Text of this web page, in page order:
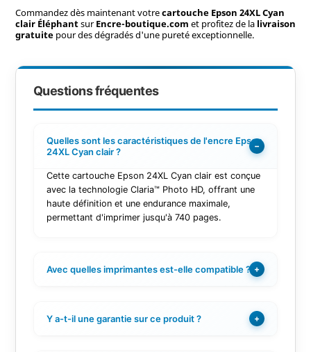
Commandez dès maintenant votrecartouche Epson 24XL Cyan
clair ÉléphantsurEncre-boutique.com et profitez de la livraison
gratuitepour des dégradés d'une pureté exceptionnelle.
Questions fréquentes
Quelles sont les caractéristiques de l'encre Epson
24XL Cyan clair ?
−
Cette cartouche Epson 24XL Cyan clair est conçue
avec la technologie Claria™ Photo HD, offrant une
haute définition et une endurance maximale,
permettant d'imprimer jusqu'à 740 pages.
Avec quelles imprimantes est-elle compatible ? +
Y a-t-il une garantie sur ce produit ? +